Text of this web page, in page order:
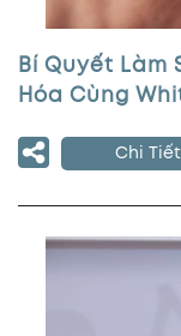
Bí Quyết Làm
Hóa Cùng
Chi Tiết